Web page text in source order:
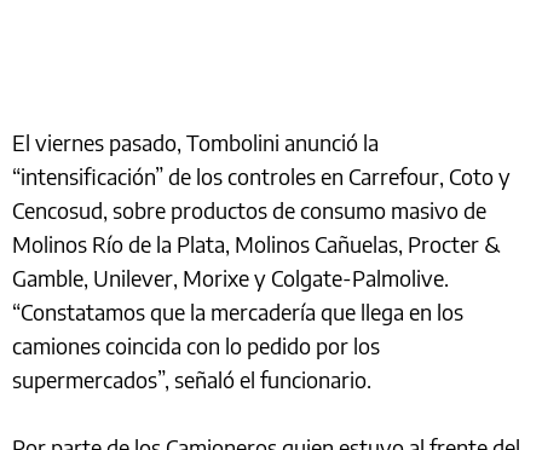
El viernes pasado, Tombolini anunció la
“intensificación” de los controles en Carrefour, Coto y
Cencosud, sobre productos de consumo masivo de
Molinos Río de la Plata, Molinos Cañuelas, Procter &
Gamble, Unilever, Morixe y Colgate-Palmolive.
“Constatamos que la mercadería que llega en los
camiones coincida con lo pedido por los
supermercados”, señaló el funcionario.